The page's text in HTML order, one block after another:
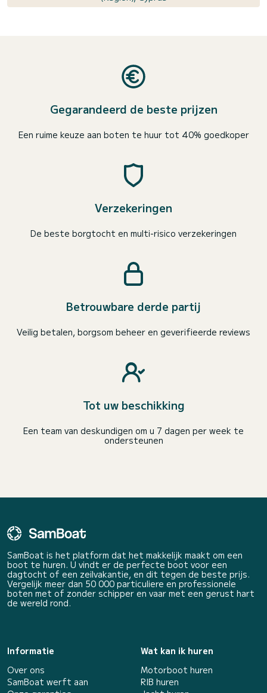
Gegarandeerd de beste prijzen
Een ruime keuze aan boten te huur tot 40% goedkoper
Verzekeringen
De beste borgtocht en multi-risico verzekeringen
Betrouwbare derde partij
Veilig betalen, borgsom beheer en geverifieerde reviews
Tot uw beschikking
Een team van deskundigen om u 7 dagen per week te
ondersteunen
SamBoat is het platform dat het makkelijk maakt om een
boot te huren. U vindt er de perfecte boot voor een
dagtocht of een zeilvakantie, en dit tegen de beste prijs.
Vergelijk meer dan 50 000 particuliere en professionele
boten met of zonder schipper en vaar met een gerust hart
de wereld rond.
Informatie
Over ons
SamBoat werft aan
Wat kan ik huren
Motorboot huren
RIB huren